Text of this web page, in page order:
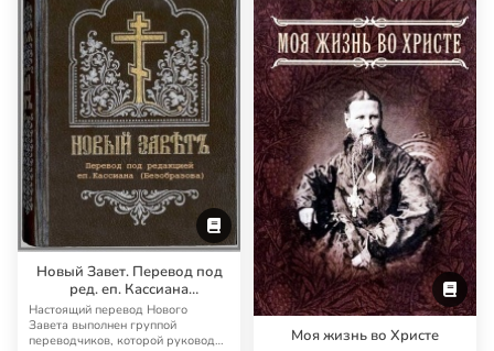
Новый Завет. Перевод под
ред. еп. Кассиана
(Безобразова)
Настоящий перевод Нового
Завета выполнен группой
переводчиков, которой руководил
Моя жизнь во Христе